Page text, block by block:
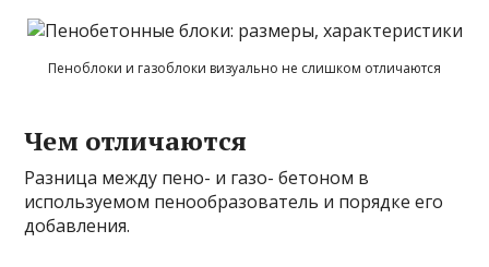
Пеноблоки и газоблоки визуально не слишком отличаются
Чем отличаются
Разница между пено- и газо- бетоном в
используемом пенообразователь и порядке его
добавления.